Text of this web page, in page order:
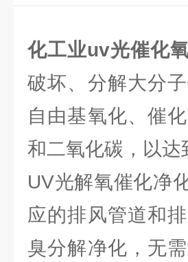
化工业uv光催化
破坏、分解大分
自由基氧化、催
和二氧化碳，以
UV光解氧催化净
应的排风管道和
臭分解净化，无